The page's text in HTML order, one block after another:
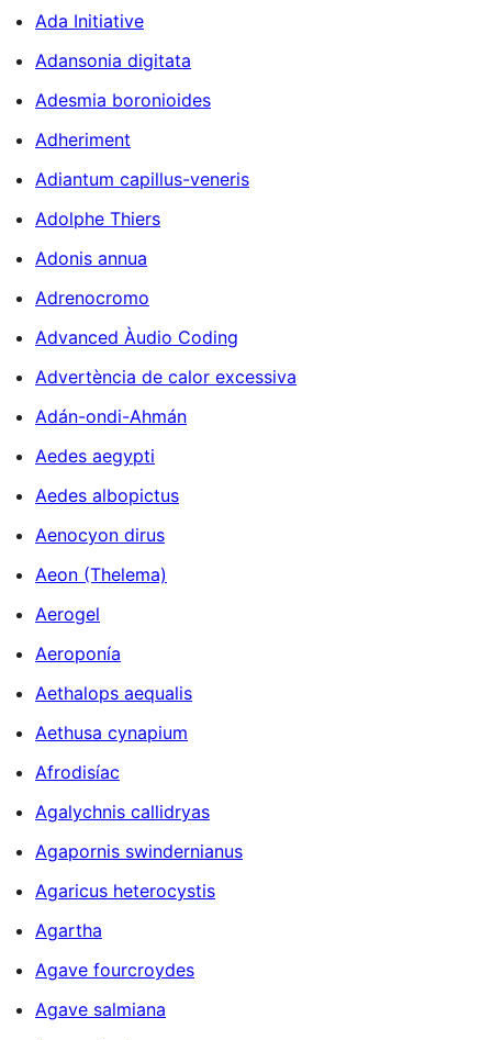
Ada Initiative
Adansonia digitata
Adesmia boronioides
Adheriment
Adiantum capillus-veneris
Adolphe Thiers
Adonis annua
Adrenocromo
Advanced Àudio Coding
Advertència de calor excessiva
Adán-ondi-Ahmán
Aedes aegypti
Aedes albopictus
Aenocyon dirus
Aeon (Thelema)
Aerogel
Aeroponía
Aethalops aequalis
Aethusa cynapium
Afrodisíac
Agalychnis callidryas
Agapornis swindernianus
Agaricus heterocystis
Agartha
Agave fourcroydes
Agave salmiana